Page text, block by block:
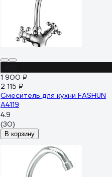
1 900 ₽
2 115 ₽
Смеситель для кухни FASHUN
A4119
4.9
(30)
В корзину